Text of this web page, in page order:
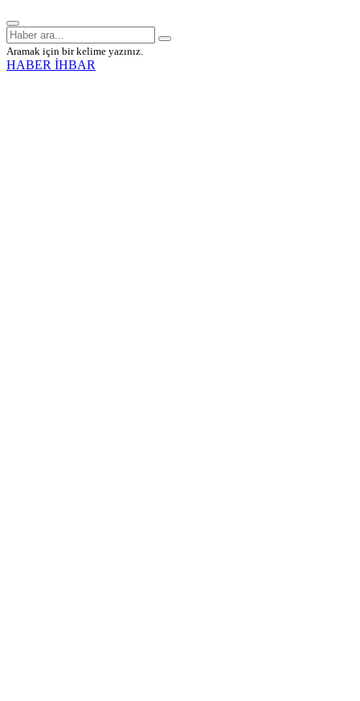
Aramak için bir kelime yazınız.
HABER İHBAR